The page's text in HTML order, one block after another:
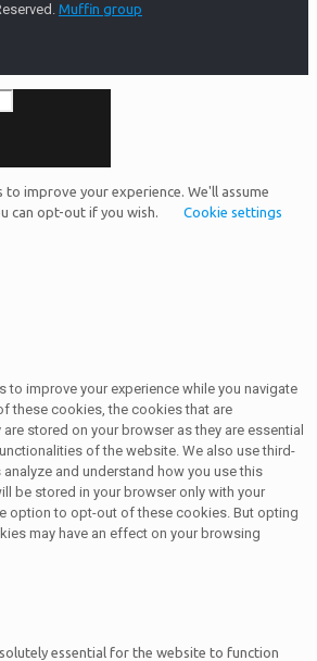
Muffin group
to improve your experience. We'll assume
can opt-out if you wish.
Cookie settings
to improve your experience while you navigate
these cookies, the cookies that are
stored on your browser as they are essential
of the website. We also use third-
and understand how you use this
be stored in your browser only with your
option to opt-out of these cookies. But opting
may have an effect on your browsing
essential for the website to function